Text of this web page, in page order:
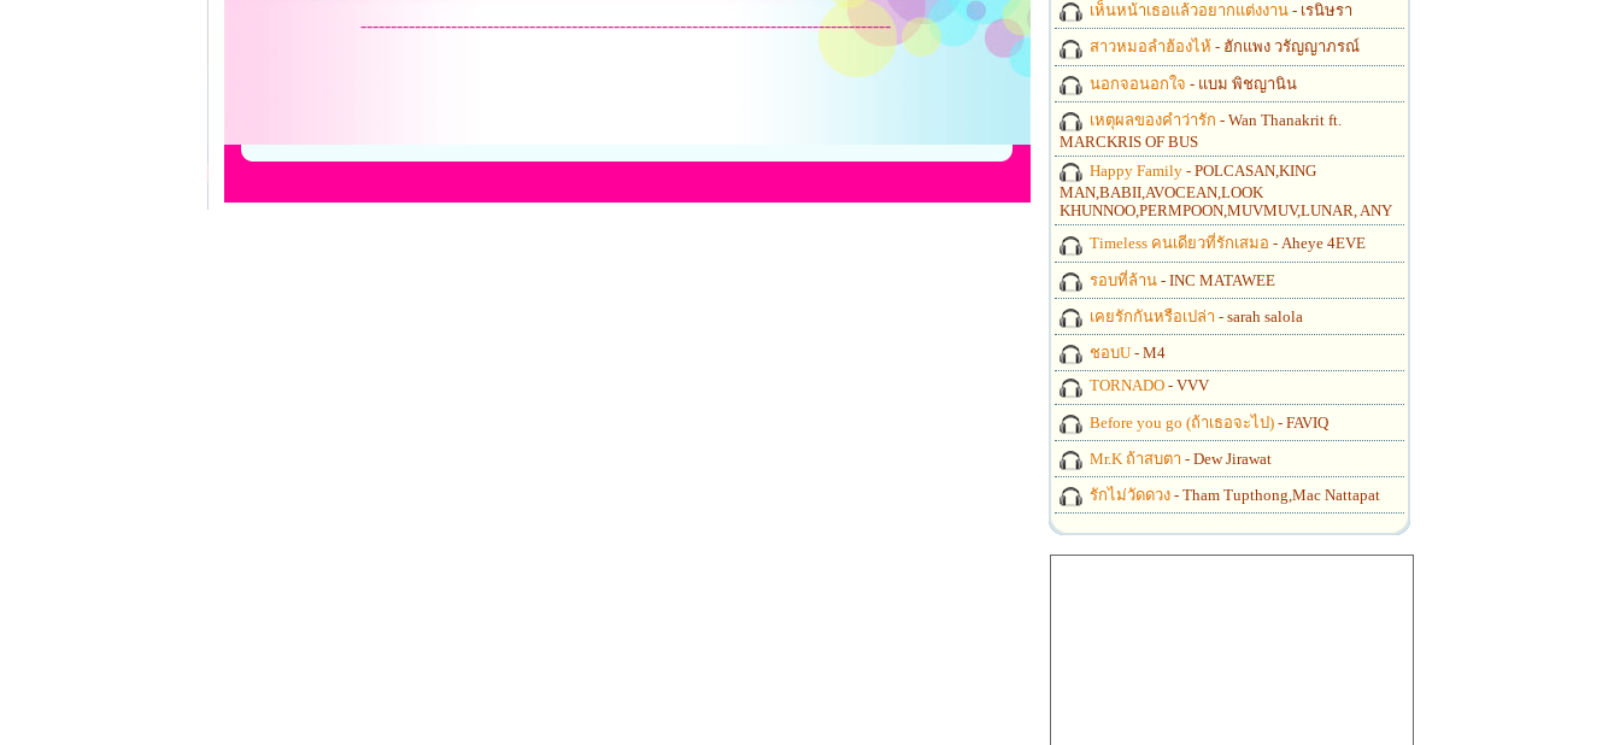
----------------------------------------------------------------------------------------
เห็นหน้าเธอแล้วอยากแต่งงาน - เรนิษรา
สาวหมอลำฮ้องไห้ - ฮักแพง วรัญญาภรณ์
นอกจอนอกใจ - แบม พิชญานิน
เหตุผลของคำว่ารัก - Wan Thanakrit ft.
MARCKRIS OF BUS
Happy Family - POLCASAN,KING
MAN,BABII,AVOCEAN,LOOK
KHUNNOO,PERMPOON,MUVMUV,LUNAR, ANY
Timeless คนเดียวที่รักเสมอ - Aheye 4EVE
รอบที่ล้าน - INC MATAWEE
เคยรักกันหรือเปล่า - sarah salola
ชอบU - M4
TORNADO - VVV
Before you go (ถ้าเธอจะไป) - FAVIQ
Mr.K ถ้าสบตา - Dew Jirawat
รักไม่วัดดวง - Tham Tupthong,Mac Nattapat